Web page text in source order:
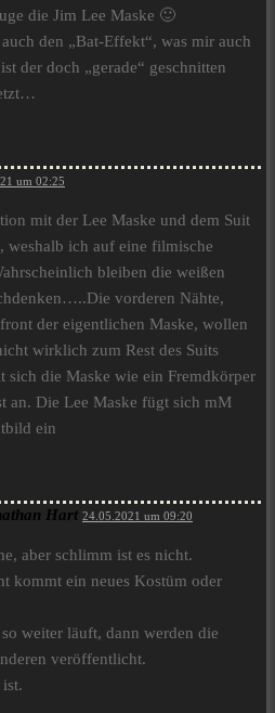
die Jim Lee Maske 🙂
den „Bat-Effekt“, was mir auch
der doch „gerade“ geschnitten
um 02:25
mit der Lee Maske und dem Suit
weshalb ich auf eine filmische
bleiben die weißen
vorderen Nähte,
der eigentlichen Maske, wollen
wirklich zum Rest des Suits
sich die Maske wie ein Fremdkörper
an. Die Lee Maske fügt sich mM
ein
Hart 24.05.2021 um 09:20
aber schlimm ist es nicht.
kommt ein neues Kostüm oder
weiter läuft, dann werden die
veröffentlicht.